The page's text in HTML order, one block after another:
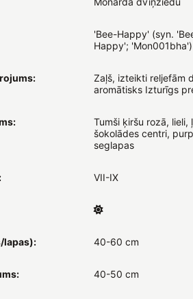
'Bee-Happy' (syn.
Happy'; 'Mon001bha')
Zaļš, izteikti reljefām
aromātisks Izturīgs
Tumši ķiršu rozā, lieli,
šokolādes centri,
seglapas
VII-IX
lapas): 40-60 cm
40-50 cm